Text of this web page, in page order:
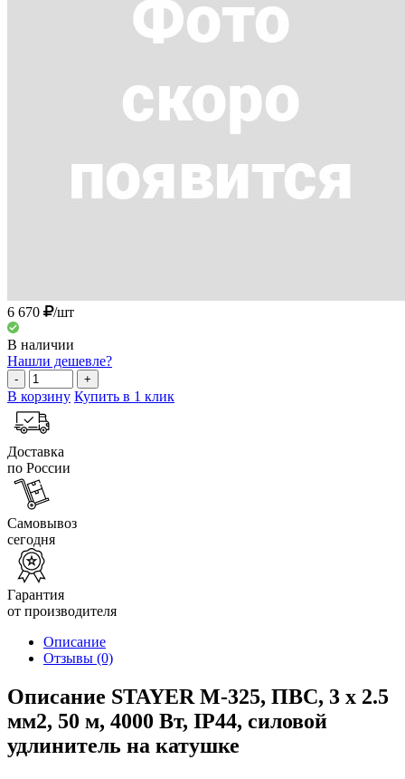
6 670 /шт
В наличии
Нашли дешевле?
- +
В корзину Купить в 1 клик
Доставка
по России
Самовывоз
сегодня
Гарантия
от производителя
Описание
Отзывы (0)
Описание STAYER М-325, ПВС, 3 х 2.5
мм2, 50 м, 4000 Вт, IP44, силовой
удлинитель на катушке